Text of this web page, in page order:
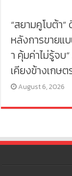
“สยามคูโบต้า
หลังการขายแ
า คุ้มค่าไม่รู้จ
เคียงข้างเกษ
August 6, 2026